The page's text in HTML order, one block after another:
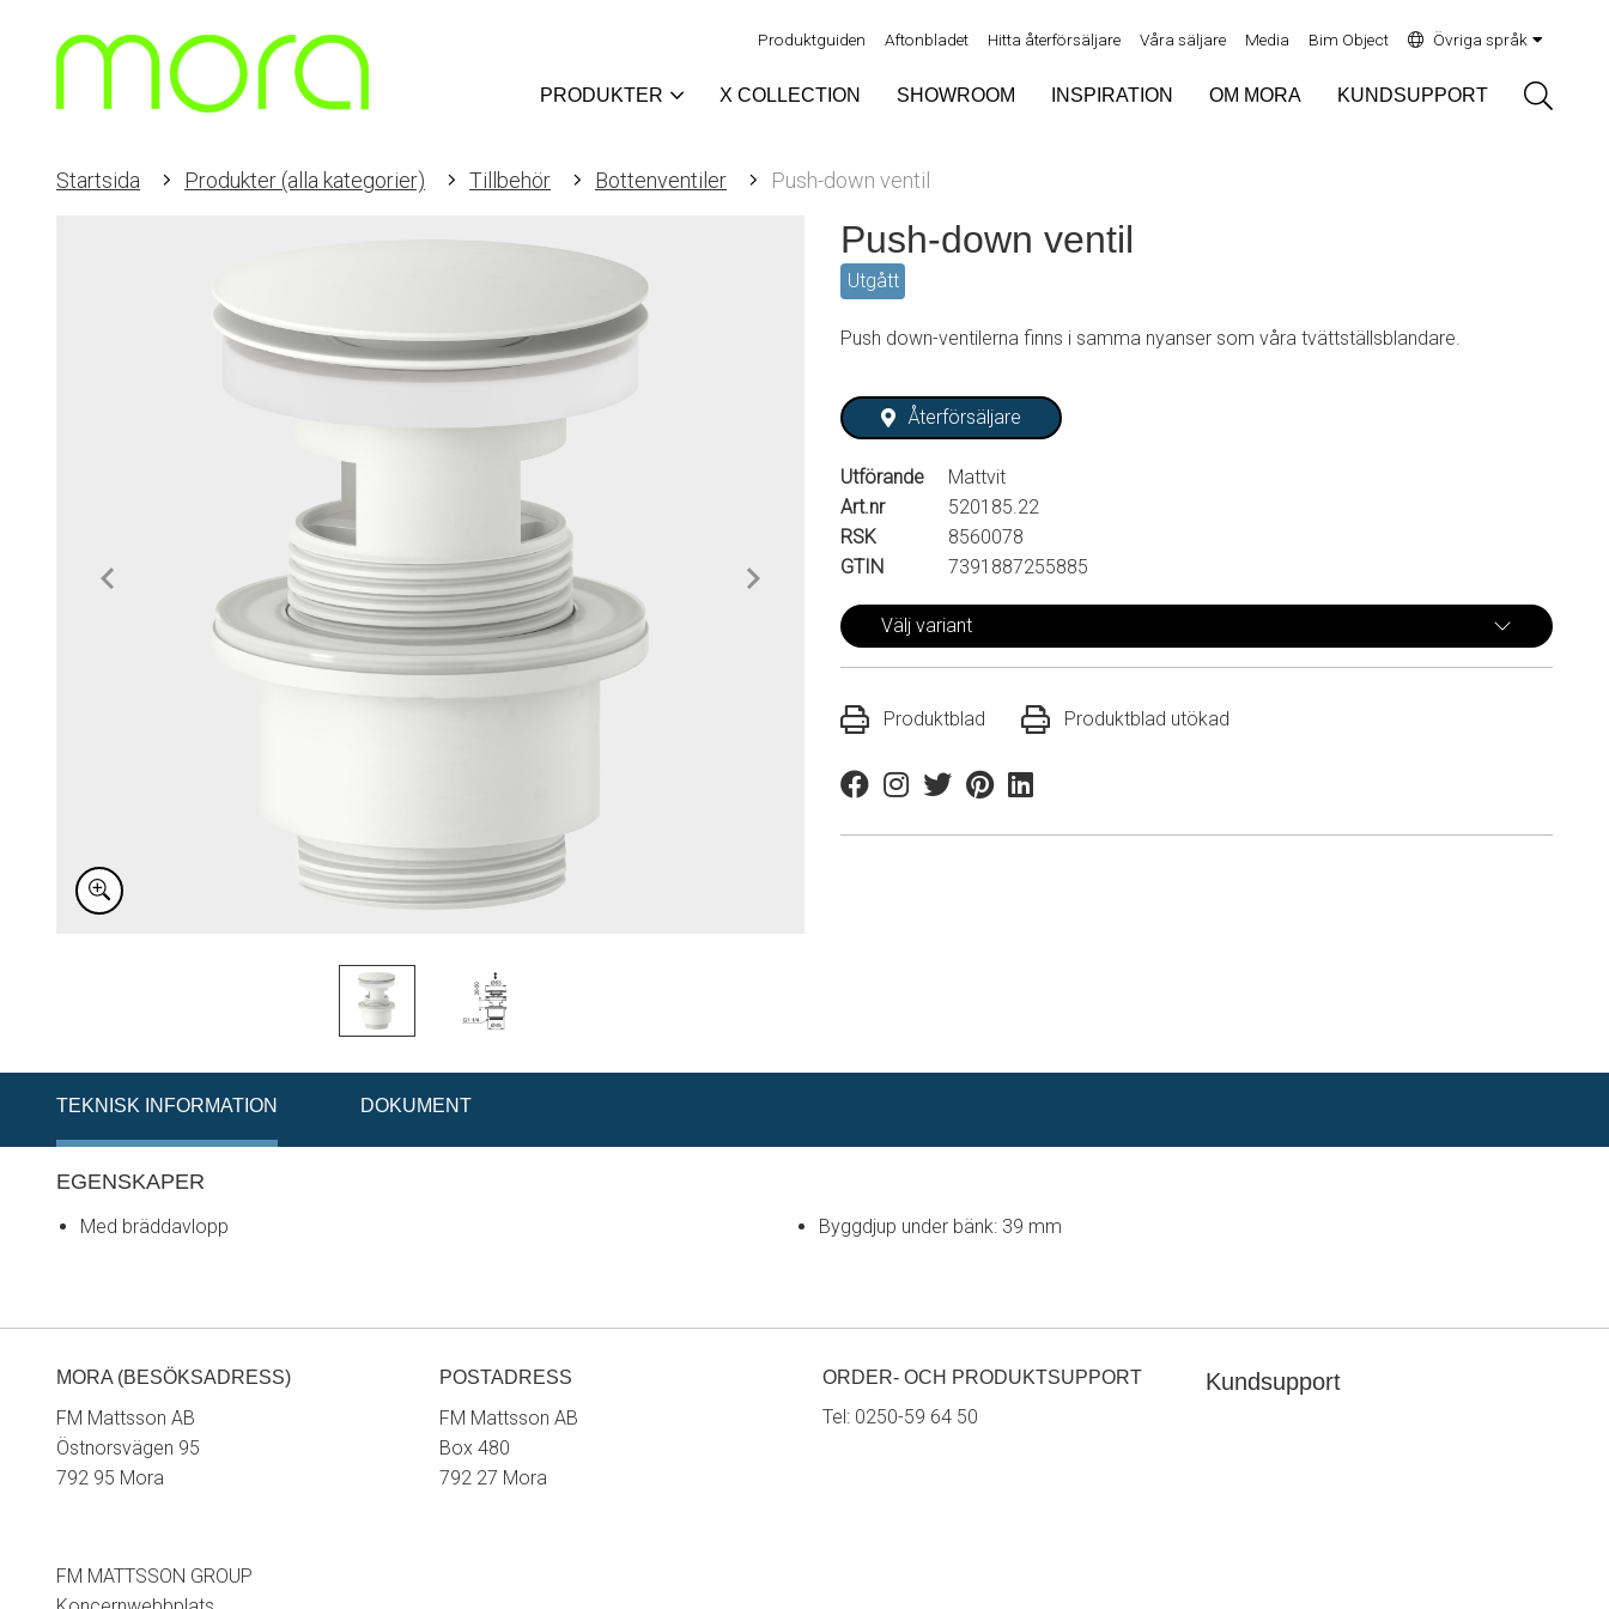
Produktguiden Aftonbladet Hitta återförsäljare Våra säljare Media Bim Object Övriga språk
PRODUKTER X COLLECTION SHOWROOM INSPIRATION OM MORA KUNDSUPPORT
Startsida Produkter (alla kategorier) Tillbehör Bottenventiler Push-down ventil
Push-down ventil
Utgått
Push down-ventilerna finns i samma nyanser som våra tvättställsblandare.
Återförsäljare
Utförande
Mattvit
Art.nr
520185.22
RSK
8560078
GTIN
7391887255885
Välj variant
Produktblad Produktblad utökad
FacebookInstagram
TwitterPinterestLinkedin
TEKNISK INFORMATION DOKUMENT
EGENSKAPER
Med bräddavlopp Byggdjup under bänk: 39 mm
MORA (BESÖKSADRESS)
FM Mattsson AB
Östnorsvägen 95
792 95 Mora
FM MATTSSON GROUP
POSTADRESS
FM Mattsson AB
Box 480
792 27 Mora
ORDER- OCH PRODUKTSUPPORT
Tel: 0250-59 64 50
Kundsupport